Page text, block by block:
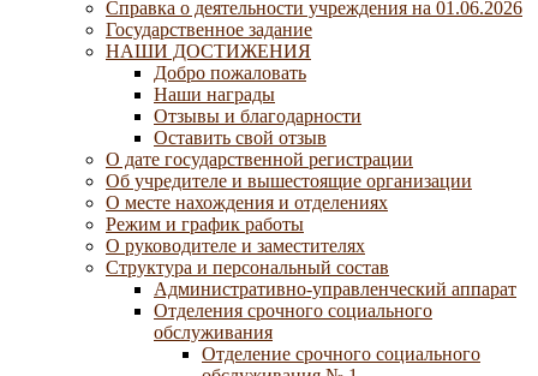
Справка о деятельности учреждения на 01.06.2026
Государственное задание
НАШИ ДОСТИЖЕНИЯ
Добро пожаловать
Наши награды
Отзывы и благодарности
Оставить свой отзыв
О дате государственной регистрации
Об учредителе и вышестоящие организации
О месте нахождения и отделениях
Режим и график работы
О руководителе и заместителях
Структура и персональный состав
Административно-управленческий аппарат
Отделения срочного социального
обслуживания
Отделение срочного социального